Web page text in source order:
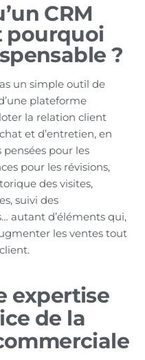
CRM
pourquoi
?
un simple outil de
plateforme
la relation client
et d’entretien, en
pour les
pour les révisions,
des visites,
suivi des
autant d’éléments qui,
les ventes tout
expertise
de la